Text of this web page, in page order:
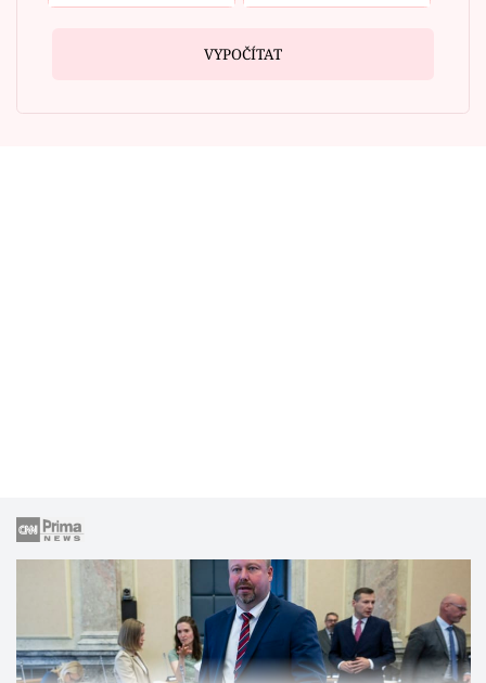
VYPOČÍTAT